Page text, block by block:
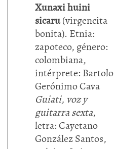
Xunaxi huini
sicaru(virgencita
bonita). Etnia:
zapoteco, género:
colombiana,
intérprete: Bartolo
Gerónimo Cava
Guiati, voz y
guitarra sexta,
letra: Cayetano
González Santos,